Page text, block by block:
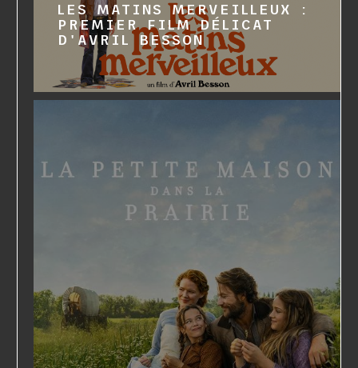
LES MATINS MERVEILLEUX :
PREMIER FILM DÉLICAT
D'AVRIL BESSON